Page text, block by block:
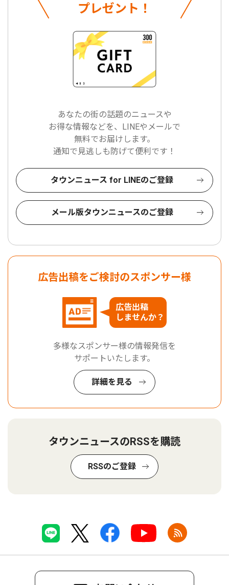
プレゼント！
あなたの街の話題のニュースや
お得な情報などを、LINEやメールで
無料でお届けします。
通知で見逃しも防げて便利です！
タウンニュース for LINEのご登録
メール版タウンニュースのご登録
広告出稿をご検討のスポンサー様
広告出稿
しませんか？
多様なスポンサー様の情報発信を
サポートいたします。
詳細を見る
タウンニュースのRSSを購読
RSSのご登録